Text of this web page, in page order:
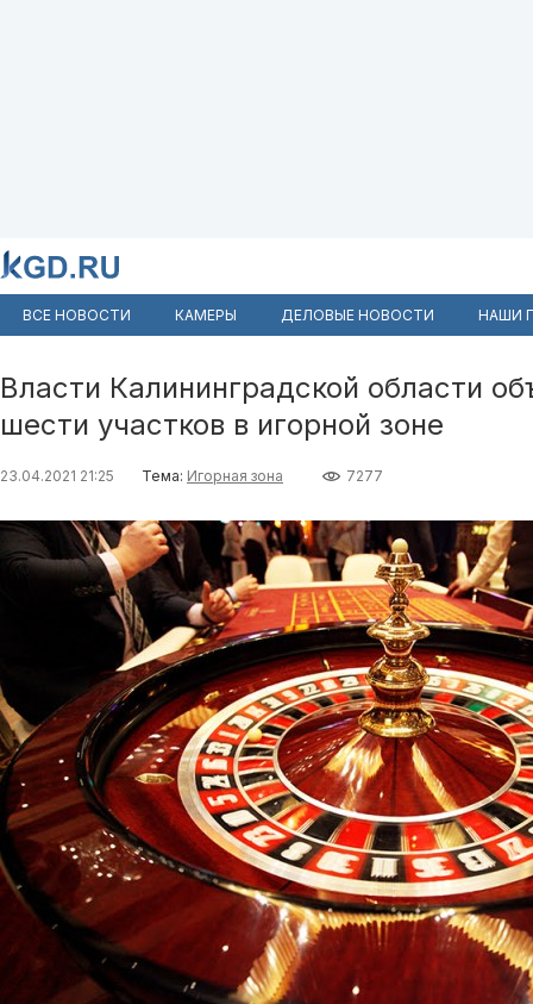
ВСЕ НОВОСТИ КАМЕРЫ ДЕЛОВЫЕ НОВОСТИ НАШИ
Власти Калининградской области
шести участков в игорной зоне
23.04.2021 21:25 Тема: Игорная зона 7277